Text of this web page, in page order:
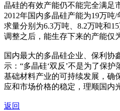
晶硅的有效产能仍不能完全满足
2012年国内多晶硅产能为19万吨
求量分别为6.3万吨、8.2万吨和
调整之后，能生存下来的产能仅
国内最大的多晶硅企业、保利协
示：“多晶硅‘双反’不是为了保
基础材料产业的可持续发展，确
应和市场价格的稳定，理顺国内
返回